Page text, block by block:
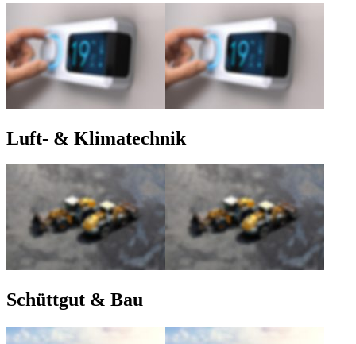
Luft- & Klimatechnik
Schüttgut & Bau